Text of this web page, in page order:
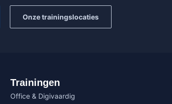
Onze trainingslocaties
Trainingen
Office & Digivaardig